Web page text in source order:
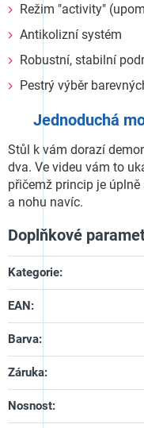
Režim "activity"
Antikolizní systém
Robustní, stabilní
Pestrý výběr
Jednoduchá
Stůl k vám dorazí
dva. Ve videu vám to
přičemž princip je
a nohu navíc.
Doplňkové
Kategorie:
EAN :
Barva:
Záruka:
Nosnost: